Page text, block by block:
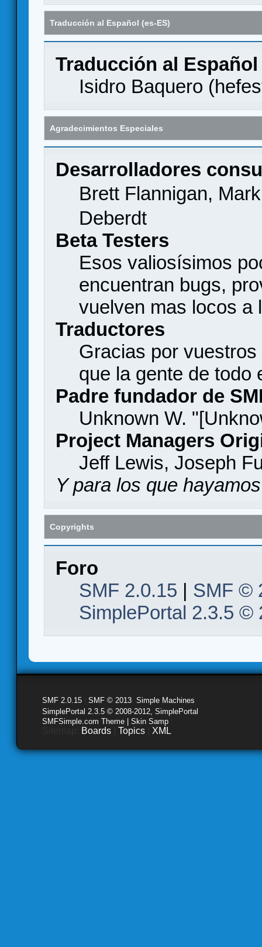
Traducción al Español (es-ES)
Traducción al Español
Isidro Baquero (
Agradecimientos Especiales
Desarrolladores
Brett Flannigan,
Deberdt
Beta Testers
Esos valiosísimos
encuentran bugs,
vuelven mas locos a
Traductores
Gracias por
que la gente de todo
Padre fundador de
Unknown W.
Project Managers
Jeff Lewis, Joseph
Y para los que
Copyrights
Foro
SMF 2.0.15 | SMF ©
SimplePortal 2.3.5 ©
SMF 2.0.15 SMF © 2013 Simple Machines
SimplePortal 2.3.5 © 2008-2012, SimplePortal
SMFSimple.com Theme | Skin Samp
Boards Topics XML